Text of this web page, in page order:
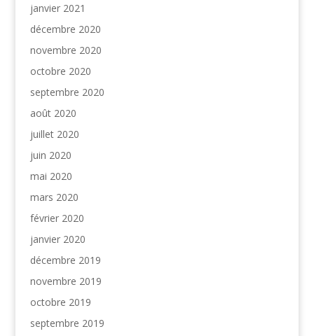
janvier 2021
décembre 2020
novembre 2020
octobre 2020
septembre 2020
août 2020
juillet 2020
juin 2020
mai 2020
mars 2020
février 2020
janvier 2020
décembre 2019
novembre 2019
octobre 2019
septembre 2019